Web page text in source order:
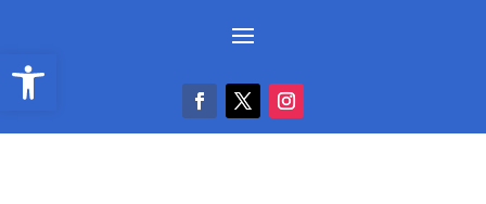
Abrir barra de herramientas